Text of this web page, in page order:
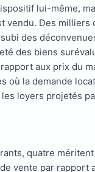
lui-même,
vendu. Des milliers
des
des biens
aux prix du
où la demande
les loyers projetés
quatre
vente par rapport